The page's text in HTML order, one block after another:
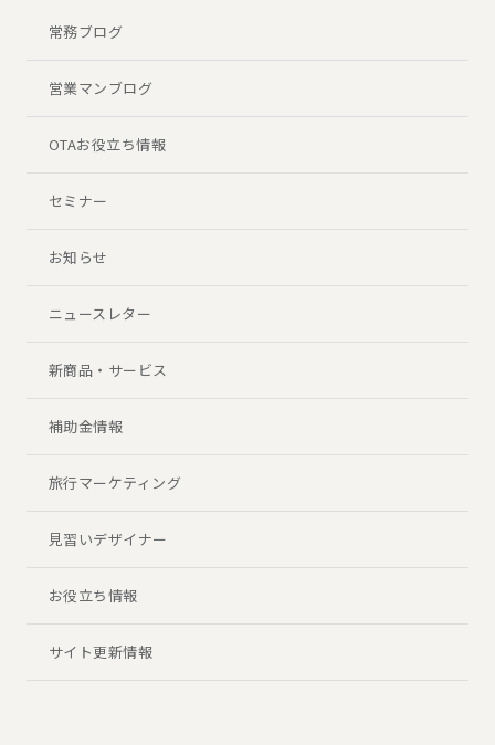
常務ブログ
営業マンブログ
OTAお役立ち情報
セミナー
お知らせ
ニュースレター
新商品・サービス
補助金情報
旅行マーケティング
見習いデザイナー
お役立ち情報
サイト更新情報